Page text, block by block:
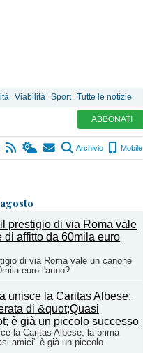
Viabilità Sport Tutte le notizie
ABBONATI
Archivio Mobile
di via Roma vale un canone
euro l'anno?
la Caritas Albese: la prima
amici" è già un piccolo